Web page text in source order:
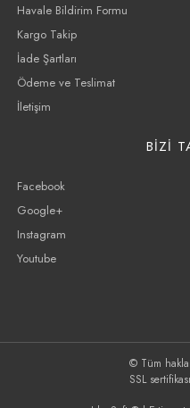
Havale Bildirim Formu
Kargo Takip
İade Şartları
Ödeme ve Teslimat
İletişim
BİZİ
Facebook
Google+
Instagram
Youtube
© Tüm
SSL